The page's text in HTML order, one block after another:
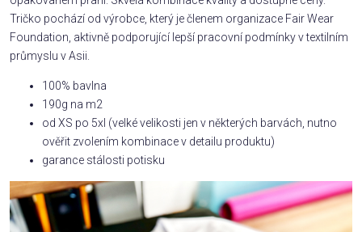
Tričko pochází od výrobce, který je členem organizace Fair Wear
Foundation, aktivně podporující lepší pracovní podmínky v textilním
průmyslu v Asii.
100% bavlna
190g na m2
od XS po 5xl (velké velikosti jen v některých barvách, nutno
ověřit zvolením kombinace v detailu produktu)
garance stálosti potisku